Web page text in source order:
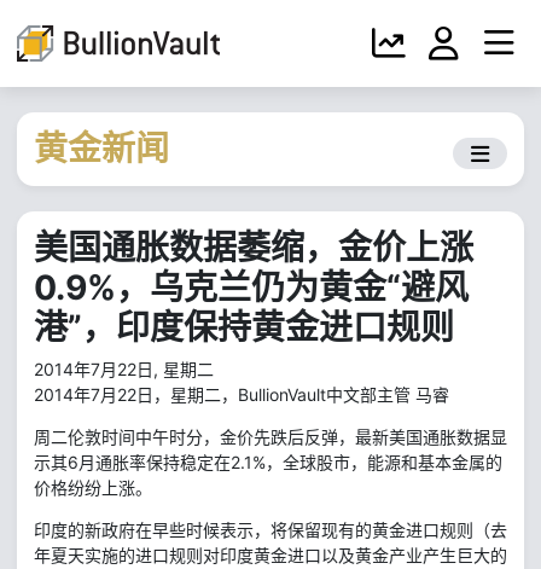
黄金新闻
美国通胀数据萎缩，金价上涨
0.9%，乌克兰仍为黄金“避风
港”，印度保持黄金进口规则
2014年7月22日, 星期二
2014年7月22日，星期二，BullionVault中文部主管 马睿
周二伦敦时间中午时分，金价先跌后反弹，最新美国通胀数据显
示其6月通胀率保持稳定在2.1%，全球股市，能源和基本金属的
价格纷纷上涨。
印度的新政府在早些时候表示，将保留现有的黄金进口规则（去
年夏天实施的进口规则对印度黄金进口以及黄金产业产生巨大的